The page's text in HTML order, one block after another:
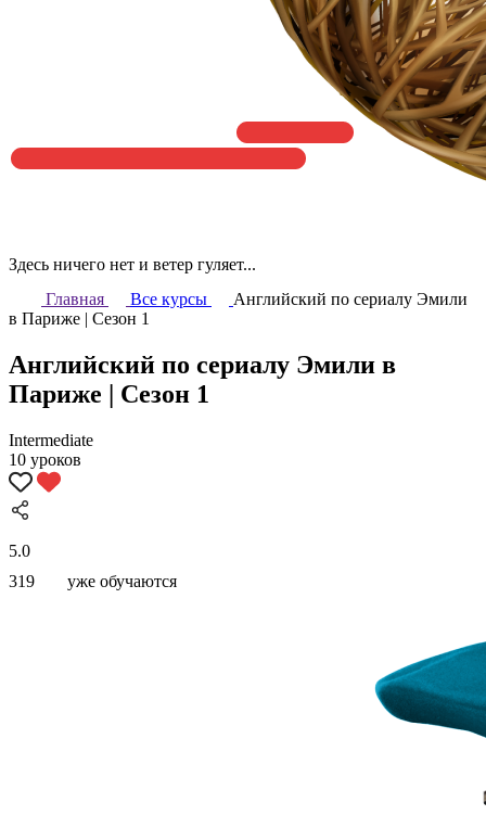
Здесь ничего нет и ветер гуляет...
Главная
Все курсы
Английский по сериалу Эмили
в Париже | Сезон 1
Английский по сериалу Эмили в
Париже | Сезон 1
Intermediate
10 уроков
5.0
319
уже обучаются